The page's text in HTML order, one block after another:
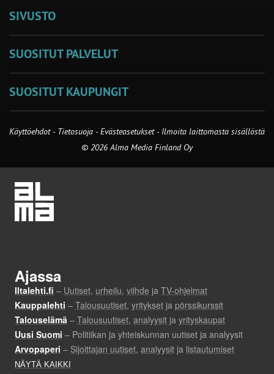
SIVUSTO
SUOSITUT PALVELUT
SUOSITUT KAUPUNGIT
Käyttöehdot - Tietosuoja -Evästeasetukset- Ilmoita laittomasta sisällöstä
© 2026 Alma Media Finland Oy